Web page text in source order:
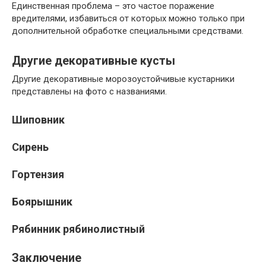
Единственная проблема – это частое поражение
вредителями, избавиться от которых можно только при
дополнительной обработке специальными средствами.
Другие декоративные кусты
Другие декоративные морозоустойчивые кустарники
представлены на фото с названиями.
Шиповник
Сирень
Гортензия
Боярышник
Рябинник рябинолистный
Заключение